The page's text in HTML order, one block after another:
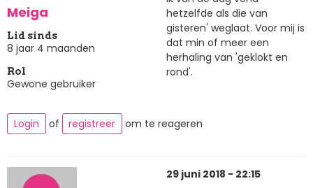
Meiga
Lid sinds
8 jaar 4 maanden
Rol
Gewone gebruiker
hetzelfde als die van
gisteren' weglaat. Voor mij is
dat min of meer een
herhaling van 'geklokt en
rond'.
Login of registreer om te reageren
29 juni 2018 - 22:15